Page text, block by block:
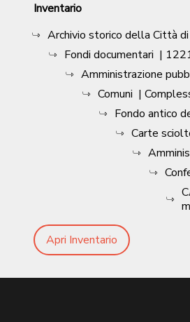
Inventario
Archivio storico della Città di
Fondi documentari |
Amministrazione
Comuni |
Fondo antico
Carte
Apri Inventario